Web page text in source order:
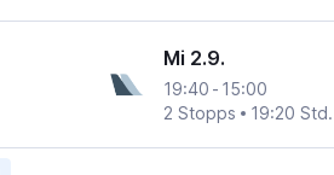
Mi 2.9.
19:40 - 15:00
2 Stopps
19:20 Std.